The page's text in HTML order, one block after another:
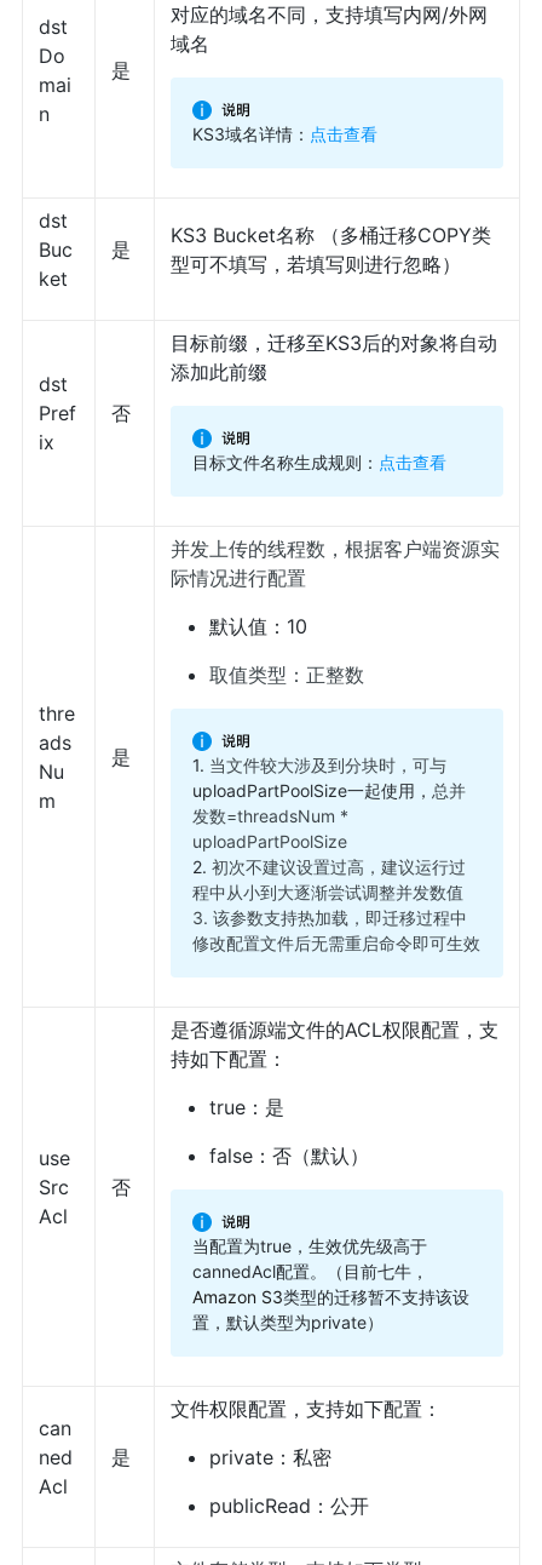
dst
Do
mai
n
是
对应的域名不同，支持填写内网/外网
域名
KS3域名详情： 点击查看
dst
Buc
ket
是
KS3 Bucket名称 （多桶迁移COPY类
型可不填写，若填写则进行忽略）
dst
Pref
ix
否
目标前缀，迁移至KS3后的对象将自动
添加此前缀
目标文件名称生成规则： 点击查看
thre
ads
Nu
m
是
并发上传的线程数，根据客户端资源实
际情况进行配置
默认值：10
取值类型：正整数
1. 当文件较大涉及到分块时，可与
uploadPartPoolSize一起使用， 总并
发数=threadsNum *
uploadPartPoolSize
2. 初次不建议设置过高，建议运行过
程中从小到大逐渐尝试调整并发数值
3. 该参数支持热加载，即迁移过程中
修改配置文件后无需重启命令即可生效
use
Src
Acl
否
是否遵循源端文件的ACL权限配置，支
持如下配置：
true：是
false：否（默认）
当配置为true，生效优先级高于
cannedAcl配置。（目前七牛，
Amazon S3类型的迁移暂不支持该设
置，默认类型为private）
can
ned
Acl
是
文件权限配置，支持如下配置：
private：私密
publicRead：公开